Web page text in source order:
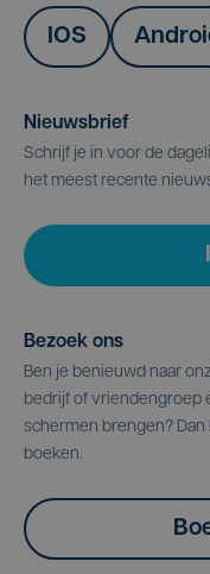
IOS
Nieuwsbrief
Schrijf je in voor de
het meest recente
Bezoek ons
Ben je benieuwd naar
bedrijf of vriendengroep
schermen brengen?
boeken.